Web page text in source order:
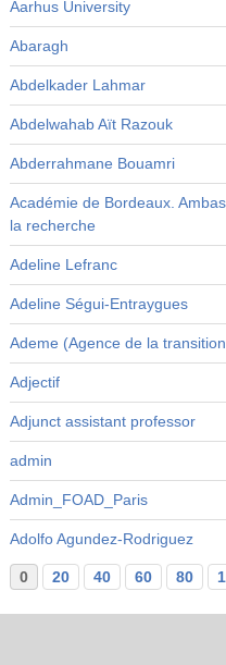
Aarhus University
Abaragh
Abdelkader Lahmar
Abdelwahab Aït Razouk
Abderrahmane Bouamri
Académie de Bordeaux.
la recherche
Adeline Lefranc
Adeline Ségui-Entraygues
Ademe (Agence de la
Adjectif
Adjunct assistant professor
admin
Admin_FOAD_Paris
Adolfo Agundez-Rodriguez
0 20 40 60 80